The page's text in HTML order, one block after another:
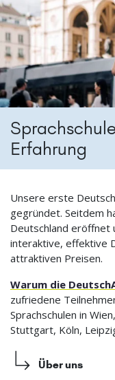
Erfahrung
Unsere erste
gegründet. Seitdem
Deutschland eröffnet
interaktive, effektive
attraktiven Preisen.
Warum die
zufriedene
Sprachschulen in
Stuttgart, Köln,
Über uns